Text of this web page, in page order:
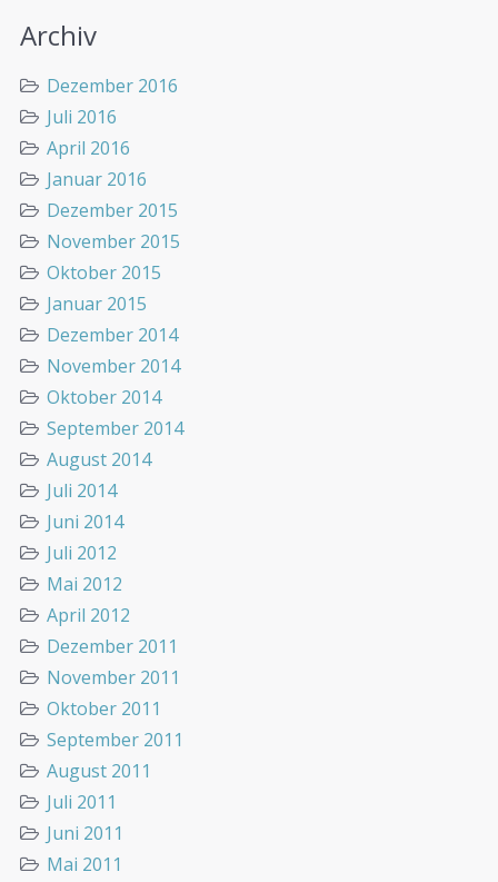
Archiv
Dezember 2016
Juli 2016
April 2016
Januar 2016
Dezember 2015
November 2015
Oktober 2015
Januar 2015
Dezember 2014
November 2014
Oktober 2014
September 2014
August 2014
Juli 2014
Juni 2014
Juli 2012
Mai 2012
April 2012
Dezember 2011
November 2011
Oktober 2011
September 2011
August 2011
Juli 2011
Juni 2011
Mai 2011